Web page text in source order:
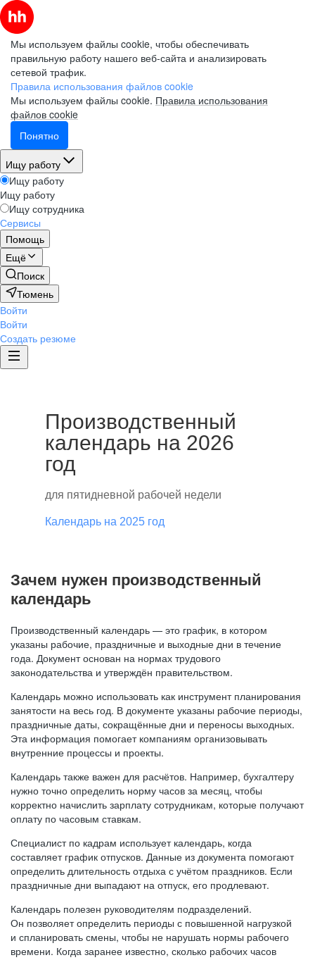
Мы используем файлы cookie, чтобы обеспечивать
правильную работу нашего веб-сайта и анализировать
сетевой трафик.
Правила использования файлов cookie
Мы используем файлы cookie. Правила использования
файлов cookie
Понятно
Ищу работу
Ищу работу
Ищу работу
Ищу сотрудника
Сервисы
Помощь
Ещё
Поиск
Тюмень
Войти
Войти
Создать резюме
Производственный
календарь на 2026
год
для пятидневной рабочей недели
Календарь на 2025 год
Зачем нужен производственный
календарь
Производственный календарь — это график, в котором
указаны рабочие, праздничные и выходные дни в течение
года. Документ основан на нормах трудового
законодательства и утверждён правительством.
Календарь можно использовать как инструмент планирования
занятости на весь год. В документе указаны рабочие периоды,
праздничные даты, сокращённые дни и переносы выходных.
Эта информация помогает компаниям организовывать
внутренние процессы и проекты.
Календарь также важен для расчётов. Например, бухгалтеру
нужно точно определить норму часов за месяц, чтобы
корректно начислить зарплату сотрудникам, которые получают
оплату по часовым ставкам.
Специалист по кадрам использует календарь, когда
составляет график отпусков. Данные из документа помогают
определить длительность отдыха с учётом праздников. Если
праздничные дни выпадают на отпуск, его продлевают.
Календарь полезен руководителям подразделений.
Он позволяет определить периоды с повышенной нагрузкой
и спланировать смены, чтобы не нарушать нормы рабочего
времени. Когда заранее известно, сколько рабочих часов